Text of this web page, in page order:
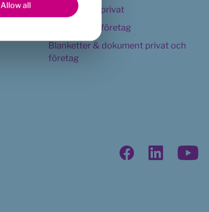
Allow all
Kundservice privat
Kundservice företag
Blanketter & dokument privat och
företag